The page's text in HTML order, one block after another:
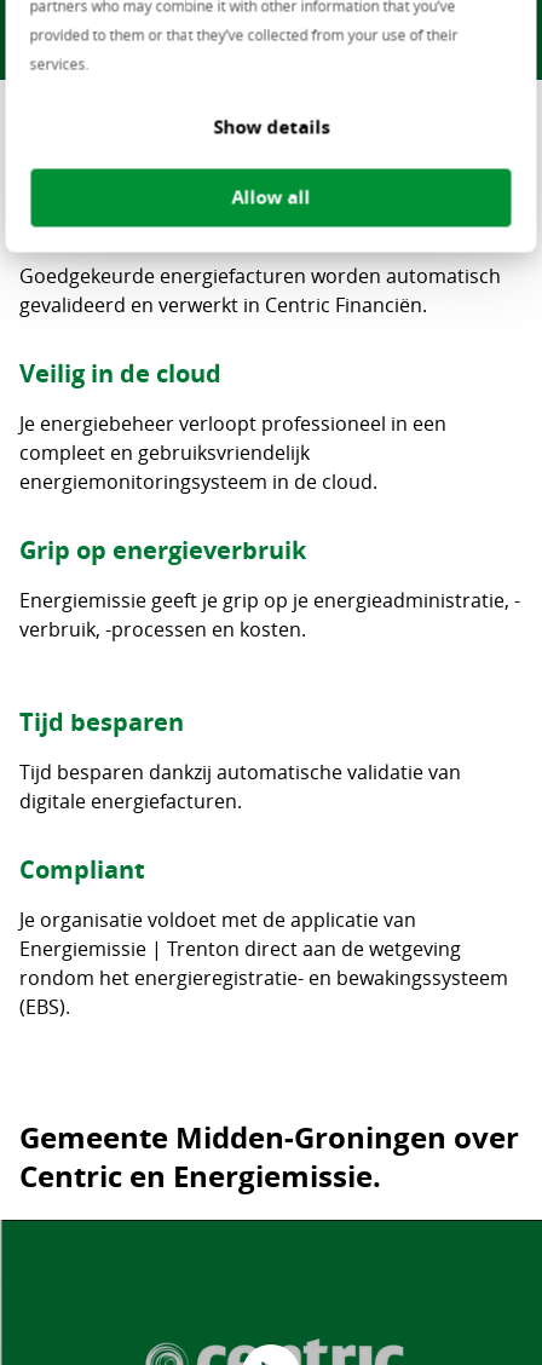
partners who may combine it with other information that you’ve
provided to them or that they’ve collected from your use of their
services.
Show details
Allow all
Daarom Oplossing Energiemissie
Automatisch verwerkt
Goedgekeurde energiefacturen worden automatisch
gevalideerd en verwerkt in Centric Financiën.
Veilig in de cloud
Je energiebeheer verloopt professioneel in een
compleet en gebruiksvriendelijk
energiemonitoringsysteem in de cloud.
Grip op energieverbruik
Energiemissie geeft je grip op je energieadministratie, -
verbruik, -processen en kosten.
Tijd besparen
Tijd besparen dankzij automatische validatie van
digitale energiefacturen.
Compliant
Je organisatie voldoet met de applicatie van
Energiemissie | Trenton direct aan de wetgeving
rondom het energieregistratie- en bewakingssysteem
(EBS).
Gemeente Midden-Groningen over
Centric en Energiemissie.